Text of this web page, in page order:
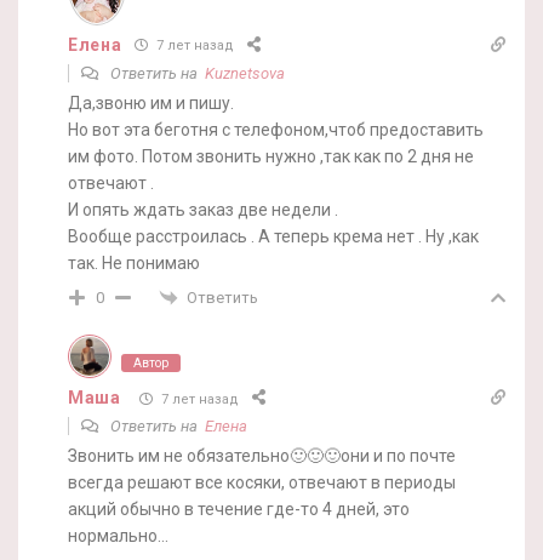
Елена 7 лет назад
Ответить на Kuznetsova
Да,звоню им и пишу.
Но вот эта беготня с телефоном,чтоб предоставить
им фото. Потом звонить нужно ,так как по 2 дня не
отвечают .
И опять ждать заказ две недели .
Вообще расстроилась . А теперь крема нет . Ну ,как
так. Не понимаю
0 Ответить
Автор
Маша 7 лет назад
Ответить на Елена
Звонить им не обязательно🙂🙂🙂они и по почте
всегда решают все косяки, отвечают в периоды
акций обычно в течение где-то 4 дней, это
нормально…